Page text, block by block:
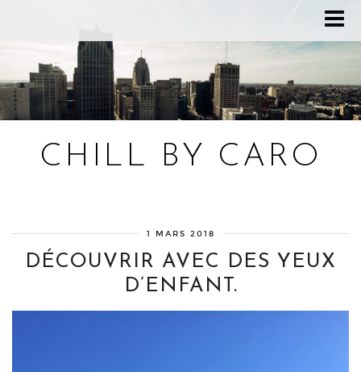
CHILL BY CARO
1 MARS 2018
DÉCOUVRIR AVEC DES YEUX
D’ENFANT.